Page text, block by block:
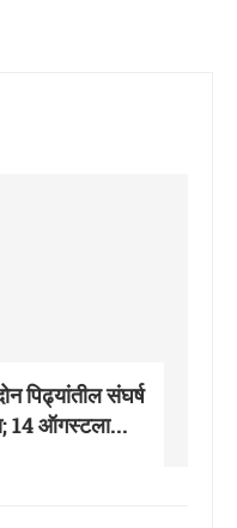
संघर्ष
14 ऑगस्टला...